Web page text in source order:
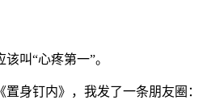
叫“心疼第一”。
身钉内》，我发了一条朋友圈：